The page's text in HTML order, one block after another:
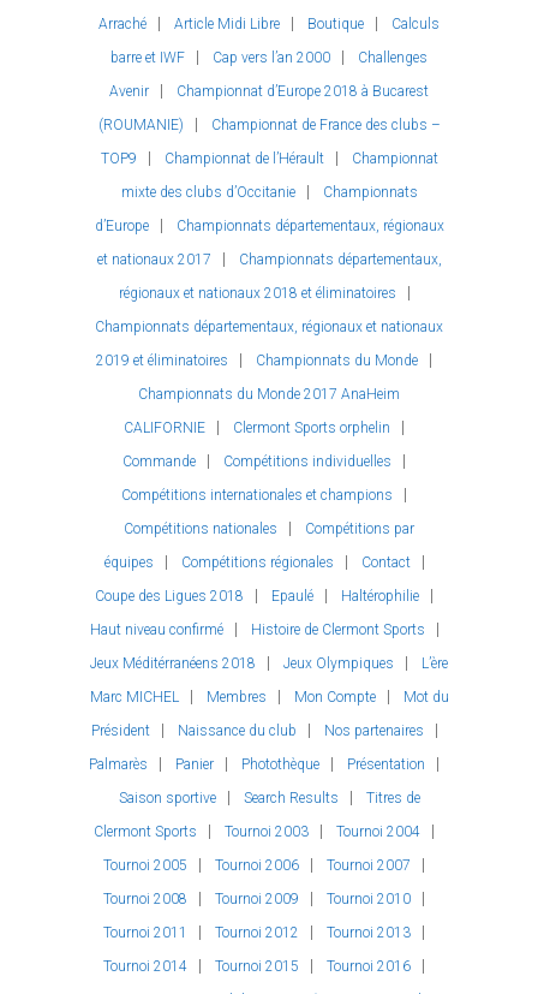
Arraché
Article Midi Libre Boutique
Calculs
barre et IWF
Cap vers l’an 2000
Challenges
Avenir
Championnat d’Europe 2018 à Bucarest
(ROUMANIE)
Championnat de France des clubs –
TOP9
Championnat de l’Hérault
Championnat
mixte des clubs d’Occitanie
Championnats
d’Europe
Championnats départementaux, régionaux
et nationaux 2017
Championnats départementaux,
régionaux et nationaux 2018 et éliminatoires
Championnats départementaux, régionaux et nationaux
2019 et éliminatoires
Championnats du Monde
Championnats du Monde 2017 AnaHeim
CALIFORNIE
Clermont Sports orphelin
Commande
Compétitions individuelles
Compétitions internationales et champions
Compétitions nationales
Compétitions par
équipes
Compétitions régionales
Contact
Coupe des Ligues 2018
Epaulé
Haltérophilie
Haut niveau confirmé
Histoire de Clermont Sports
Jeux Méditérranéens 2018
Jeux Olympiques
L’ère
Marc MICHEL
Membres Mon Compte
Mot du
Président
Naissance du club
Nos partenaires
Palmarès
Panier Photothèque
Présentation
Saison sportive
Search Results
Titres de
Clermont Sports
Tournoi 2003
Tournoi 2004
Tournoi 2005
Tournoi 2006
Tournoi 2007
Tournoi 2008
Tournoi 2009
Tournoi 2010
Tournoi 2011
Tournoi 2012
Tournoi 2013
Tournoi 2014
Tournoi 2015
Tournoi 2016